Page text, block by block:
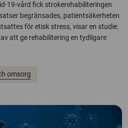
19-vård fick strokerehabiliteringen
begränsades, patientsäkerheten
för etisk stress, visar en studie.
att ge rehabilitering en tydligare
omsorg